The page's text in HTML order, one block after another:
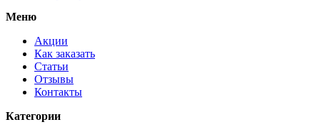
Меню
Акции
Как заказать
Статьи
Отзывы
Контакты
Категории